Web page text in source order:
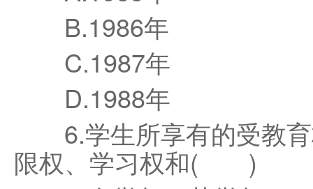
B.1986年
C.1987年
D.1988年
6.学生所享有的受教育
限权、学习权和( )